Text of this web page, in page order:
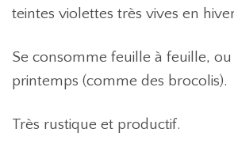
teintes violettes très vives en
Se consomme feuille à feuille, ou
printemps (comme des brocolis).
Très rustique et productif.